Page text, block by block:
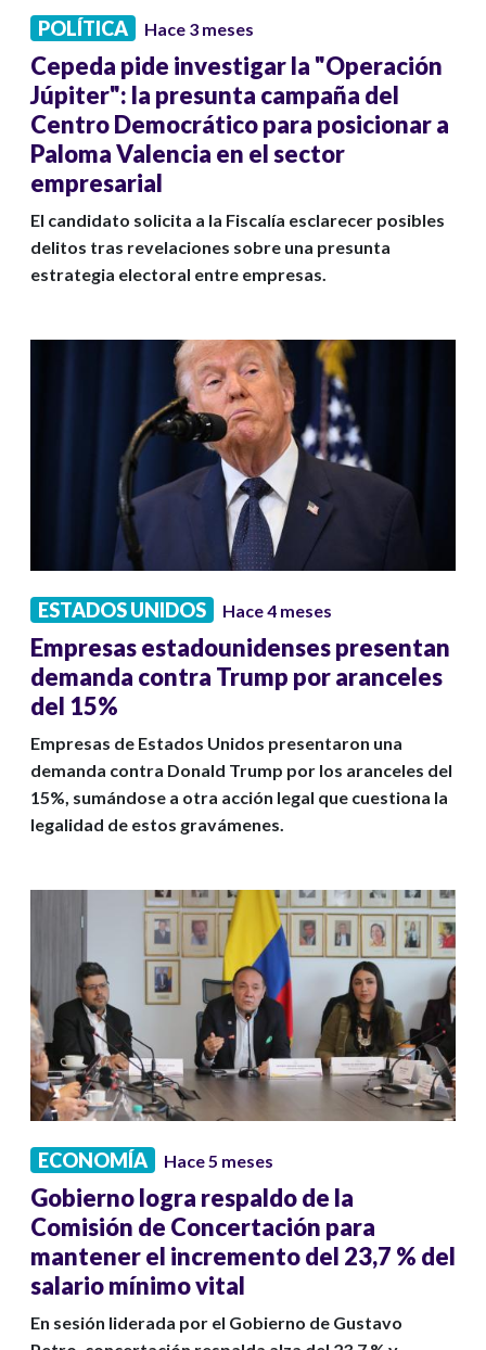
POLÍTICA Hace 3 meses
Cepeda pide investigar la "Operación
Júpiter": la presunta campaña del
Centro Democrático para posicionar a
Paloma Valencia en el sector
empresarial
El candidato solicita a la Fiscalía esclarecer posibles
delitos tras revelaciones sobre una presunta
estrategia electoral entre empresas.
ESTADOS UNIDOS Hace 4 meses
Empresas estadounidenses presentan
demanda contra Trump por aranceles
del 15%
Empresas de Estados Unidos presentaron una
demanda contra Donald Trump por los aranceles del
15%, sumándose a otra acción legal que cuestiona la
legalidad de estos gravámenes.
ECONOMÍA Hace 5 meses
Gobierno logra respaldo de la
Comisión de Concertación para
mantener el incremento del 23,7 % del
salario mínimo vital
En sesión liderada por el Gobierno de Gustavo